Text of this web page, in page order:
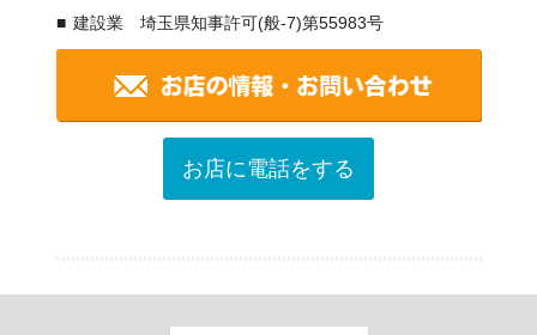
建設業 埼玉県知事許可(般-7)第55983号
お店に電話をする